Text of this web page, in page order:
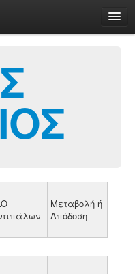
Μεταβολή ή
Απόδοση